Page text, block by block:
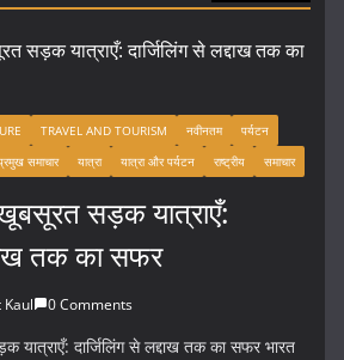
TRAVEL AND TOURISM नवीनतम
पर्यटन
समाचार यात्रा यात्रा और पर्यटन राष्ट्रीय समाचार
सड़क यात्राएँ:
तक का सफर
0 Comments
दार्जिलिंग से लद्दाख तक का सफर भारत